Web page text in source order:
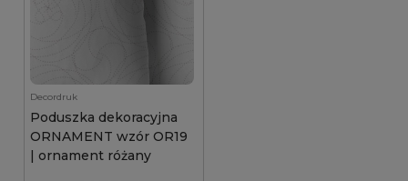
Decordruk
Poduszka dekoracyjna
ORNAMENT wzór OR19
| ornament różany